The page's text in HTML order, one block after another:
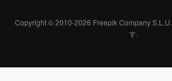
Copyright © 2010-2026 Freepik Company S.L.U.
す.